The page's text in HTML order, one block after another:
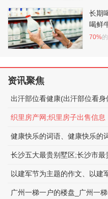
长期
喝鲜
70%
资讯聚焦
出汗部位看健康(出汗部位看身
织里房产网;织里房子出售信息
健康快乐的词语、健康快乐的
长沙五大最贵别墅区;长沙市最
广州一梯一户的楼盘_广州一